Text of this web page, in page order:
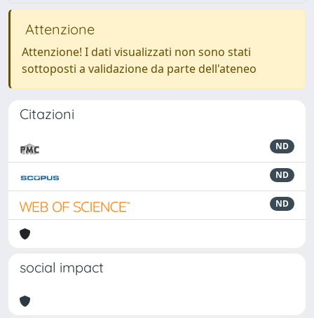
Attenzione
Attenzione! I dati visualizzati non sono stati
sottoposti a validazione da parte dell'ateneo
Citazioni
ND
ND
ND
social impact